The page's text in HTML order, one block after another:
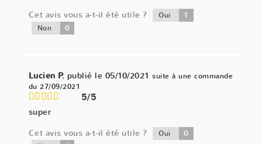
Cet avis vous a-t-il été utile ?
Oui 1
Non 0
Lucien P. publié le 05/10/2021 suite à une commande
du 27/09/2021
5/5
super
Cet avis vous a-t-il été utile ?
Oui 0